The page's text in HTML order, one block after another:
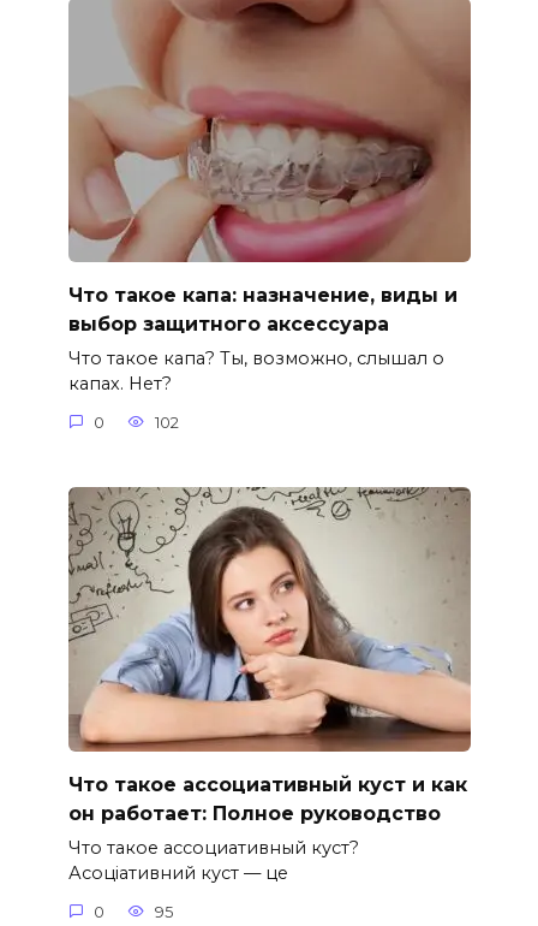
Что такое капа: назначение, виды и
выбор защитного аксессуара
Что такое капа? Ты, возможно, слышал о
капах. Нет?
0 102
Что такое ассоциативный куст и как
он работает: Полное руководство
Что такое ассоциативный куст?
Асоціативний куст — це
0 95